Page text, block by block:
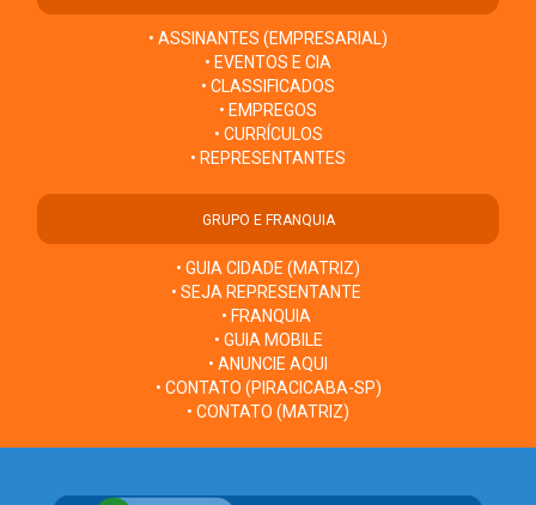
• ASSINANTES (EMPRESARIAL)
• EVENTOS E CIA
• CLASSIFICADOS
• EMPREGOS
• CURRÍCULOS
• REPRESENTANTES
GRUPO E FRANQUIA
• GUIA CIDADE (MATRIZ)
• SEJA REPRESENTANTE
• FRANQUIA
• GUIA MOBILE
• ANUNCIE AQUI
• CONTATO (PIRACICABA-SP)
• CONTATO (MATRIZ)